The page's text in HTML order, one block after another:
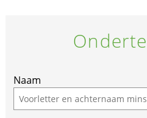
If
you
are
Naam